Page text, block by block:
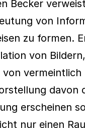
Becker
von
zu formen.
von
vermeintlich
davon
erscheinen
nur einen